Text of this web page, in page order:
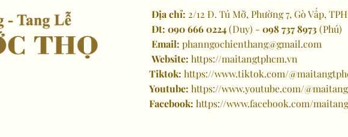
Địa chỉ: 2/12 Đ. Tú Mỡ, Phường 7, Gò Vấp,
Đt: 090 666 0224(Duy) - 098 737 8973(Phú)
Email: phanngochienthang@gmail.com
Website: https://maitangtphcm.vn
Tiktok: https://www.tiktok.com/
Youtube: https://www.youtube.com/
Facebook: https://www.facebook.com/